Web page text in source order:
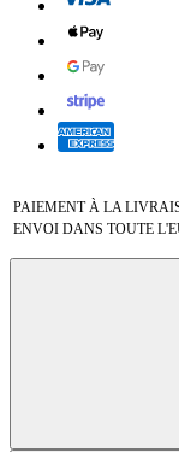
PAIEMENT À LA
ENVOI DANS TOUTE